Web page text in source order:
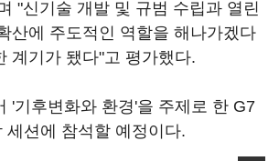
"신기술 개발 및 규범 수립과 열린
산에 주도적인 역할을 해나가겠다
계기가 됐다"고 평가했다.
'기후변화와 환경'을 주제로 한 G7
세션에 참석할 예정이다.